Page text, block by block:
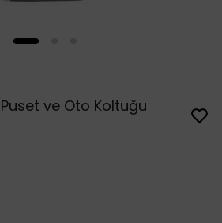
ve Oto Koltuğu